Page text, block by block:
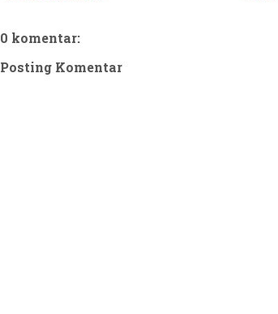
0 komentar:
Posting Komentar